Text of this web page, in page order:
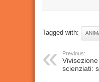
Tagged with:
Previous:
scienziati: